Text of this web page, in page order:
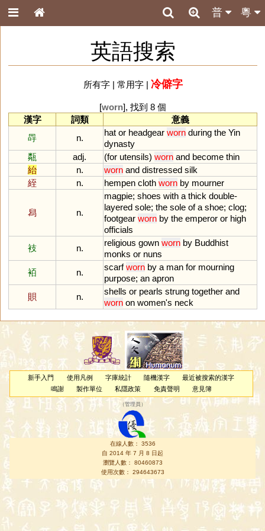
粵
普
英語搜索
所有字| 常用字| 冷僻字
[worn], 找到 8 個
漢字
詞類
意義
冔
n.
hat or headgear worn during the Yin
dynasty
甐
adj. (for utensils) worn and become thin
紿
n. worn and distressed silk
絰
n. hempen cloth worn by mourner
舄 n.
magpie; shoes with a thick double-
layered sole; the sole of a shoe; clog;
footgear worn by the emperor or high
officials
衼
n.
religious gown worn by Buddhist
monks or nuns
袹
n.
scarf worn by a man for mourning
purpose; an apron
賏
n.
shells or pearls strung together and
worn on women's neck
新手入門 使用凡例 字庫統計 隨機漢字
最近被搜索的漢字
鳴謝
製作單位 私隱政策 免責聲明 意見簿
（管理員 ）
在線人數： 3536
自 2014 年 7 月 8 日起
瀏覽人數： 80460873
使用次數： 294643673